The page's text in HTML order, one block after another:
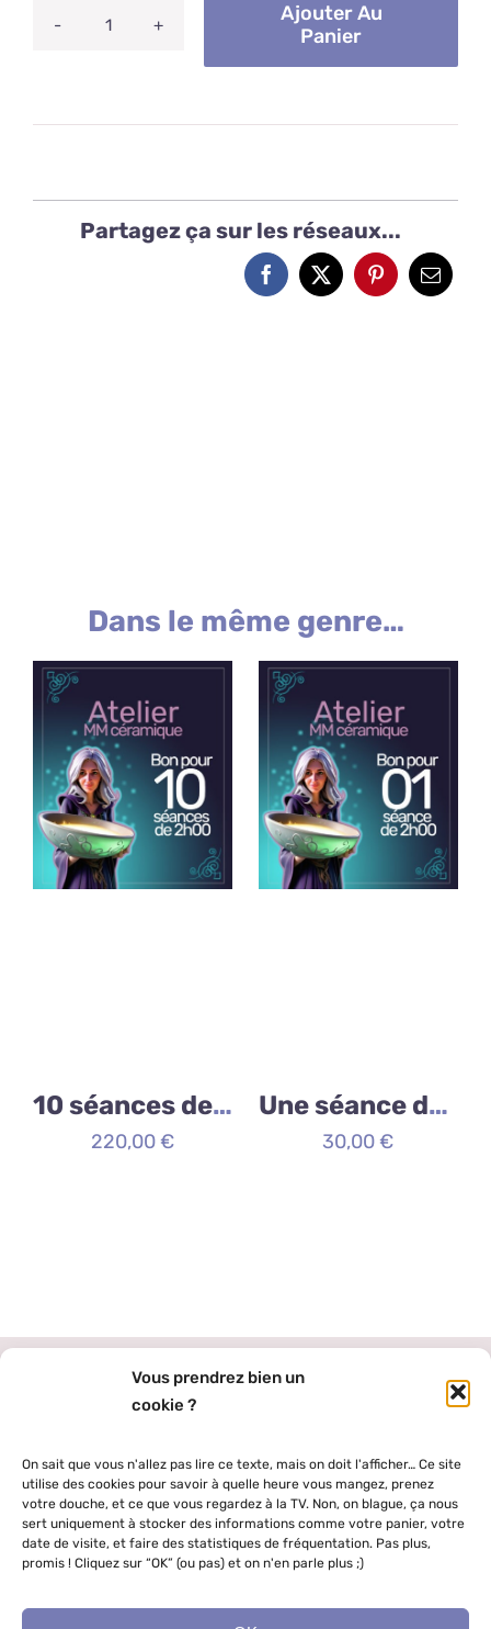
Vous prendrez bien un
cookie ?
On sait que vous n'allez pas lire ce texte, mais on doit l'afficher… Ce site
utilise des cookies pour savoir à quelle heure vous mangez, prenez
votre douche, et ce que vous regardez à la TV. Non, on blague, ça nous
sert uniquement à stocker des informations comme votre panier, votre
date de visite, et faire des statistiques de fréquentation. Pas plus,
promis ! Cliquez sur “OK” (ou pas) et on n'en parle plus ;)
quantité
Ajouter Au
Panier
Partagez ça sur les réseaux...
Dans le même genre…
10 séances de 2h
220,00€
Une séance de 2h
30,00€
Menu rapide
Accueil
houlette de Marie, réalisé parGrenadyne, petite agence web